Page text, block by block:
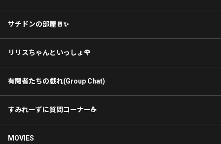
サチドンの部屋🚪✨
リリスちゃんといっしょ🌹
有閑者たちの戯れ(Group Chat)
すみれーずに質問コーナー☕️
MOVIES